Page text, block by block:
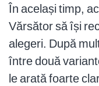
În același timp,
Vărsător să își
alegeri. După
între două
le arată foarte